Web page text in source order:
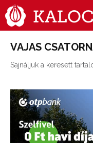
VAJAS
Sajnáljuk a keresett